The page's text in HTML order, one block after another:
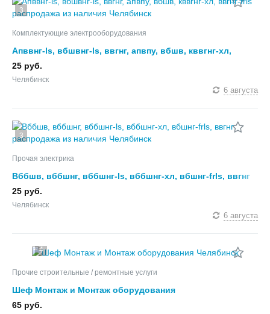
3
Комплектующие электрооборудования
Апввнг-ls, вбшвнг-ls, ввгнг, апвпу, вбшв, кввгнг-хл,
ввгнг-frls распродажа из наличия
25 руб.
Челябинск
6 августа
3
Прочая электрика
Вббшв, вббшнг, вббшнг-ls, вббшнг-хл, вбшнг-frls, ввгнг
распродажа из наличия
25 руб.
Челябинск
6 августа
4
Прочие строительные / ремонтные услуги
Шеф Монтаж и Монтаж оборудования
65 руб.